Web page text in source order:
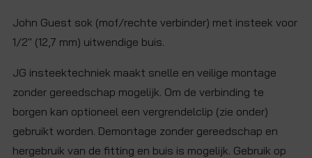
John Guest sok (mof/rechte verbinder) met insteek voor
1/2" (12,7 mm) uitwendige buis.
JG insteektechniek maakt snelle en veilige montage
zonder gereedschap mogelijk. Om de verbinding te
borgen kan optioneel een vergrendelclip (zie onder)
gebruikt worden. Demontage zonder gereedschap en
hergebruik van de fitting en buis is mogelijk. Gebruik op